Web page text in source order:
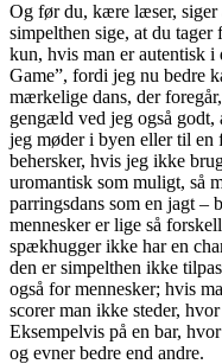
Og før du, kære læser, siger
simpelthen sige, at du
kun, hvis man er autentisk
Game”, fordi jeg nu bedre
mærkelige dans, der
gengæld ved jeg også godt,
jeg møder i byen eller til en
behersker, hvis jeg ikke
uromantisk som muligt, så
parringsdans som en jagt –
mennesker er lige så
spækhugger ikke har en
den er simpelthen ikke
også for mennesker; hvis
scorer man ikke steder,
Eksempelvis på en bar,
og evner bedre end andre.